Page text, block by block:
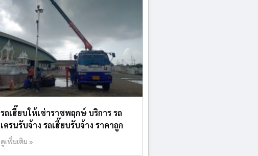
รถเฮี๊ยบให้เช่าราชพฤกษ์ บริการ รถ
เครนรับจ้าง รถเฮี๊ยบรับจ้าง ราคาถูก
ดูเพิ่มเติม »